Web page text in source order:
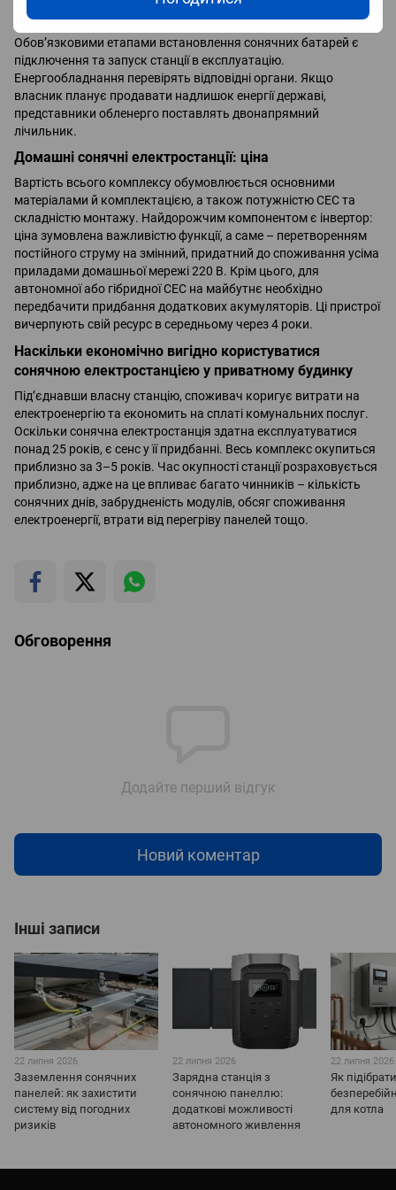
акумуляторами, іншим обладнанням, визначення типу
Обов’язковими етапами встановлення сонячних батарей є
підключення та запуск станції в експлуатацію.
Енергообладнання перевірять відповідні органи. Якщо
власник планує продавати надлишок енергії державі,
представники обленерго поставлять двонапрямний
лічильник.
Домашні сонячні електростанції: ціна
Вартість всього комплексу обумовлюється основними
матеріалами й комплектацією, а також потужністю СЕС та
складністю монтажу. Найдорожчим компонентом є інвертор:
ціна зумовлена важливістю функції, а саме – перетворенням
постійного струму на змінний, придатний до споживання усіма
приладами домашньої мережі 220 В. Крім цього, для
автономної або гібридної СЕС на майбутнє необхідно
передбачити придбання додаткових акумуляторів. Ці пристрої
вичерпують свій ресурс в середньому через 4 роки.
Наскільки економічно вигідно користуватися
сонячною електростанцією у приватному будинку
Під’єднавши власну станцію, споживач коригує витрати на
електроенергію та економить на сплаті комунальних послуг.
Оскільки сонячна електростанція здатна експлуатуватися
понад 25 років, є сенс у її придбанні. Весь комплекс окупиться
приблизно за 3–5 років. Час окупності станції розраховується
приблизно, адже на це впливає багато чинників – кількість
сонячних днів, забрудненість модулів, обсяг споживання
електроенергії, втрати від перегріву панелей тощо.
Обговорення
Додайте перший відгук
Новий коментар
Інші записи
22 липня 2026
Заземлення сонячних
панелей: як захистити
систему від погодних
ризиків
22 липня 2026
Зарядна станція з
сонячною панеллю:
додаткові можливості
автономного живлення
22 липня 2026
Як
для котла